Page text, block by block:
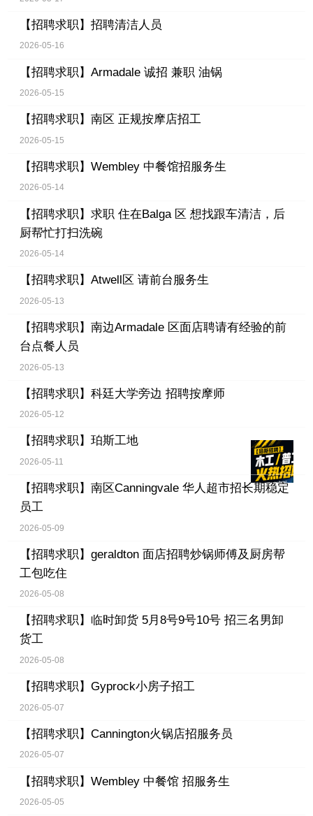
【招聘求职】 招聘清洁人员
2026-05-16
【招聘求职】 Armadale 诚招 兼职 油锅
2026-05-15
【招聘求职】 南区 正规按摩店招工
2026-05-15
【招聘求职】 Wembley 中餐馆招服务生
2026-05-14
【招聘求职】 求职 住在Balga 区 想找跟车清洁，后
厨帮忙打扫洗碗
2026-05-14
【招聘求职】 Atwell区 请前台服务生
2026-05-13
【招聘求职】 南边Armadale 区面店聘请有经验的前
台点餐人员
2026-05-13
【招聘求职】 科廷大学旁边 招聘按摩师
2026-05-12
【招聘求职】 珀斯工地
2026-05-11
【招聘求职】 南区Canningvale 华人超市招长期稳定
员工
2026-05-09
【招聘求职】 geraldton 面店招聘炒锅师傅及厨房帮
工包吃住
2026-05-08
【招聘求职】 临时卸货 5月8号9号10号 招三名男卸
货工
2026-05-08
【招聘求职】 Gyprock小房子招工
2026-05-07
【招聘求职】 Cannington火锅店招服务员
2026-05-07
【招聘求职】 Wembley 中餐馆 招服务生
2026-05-05